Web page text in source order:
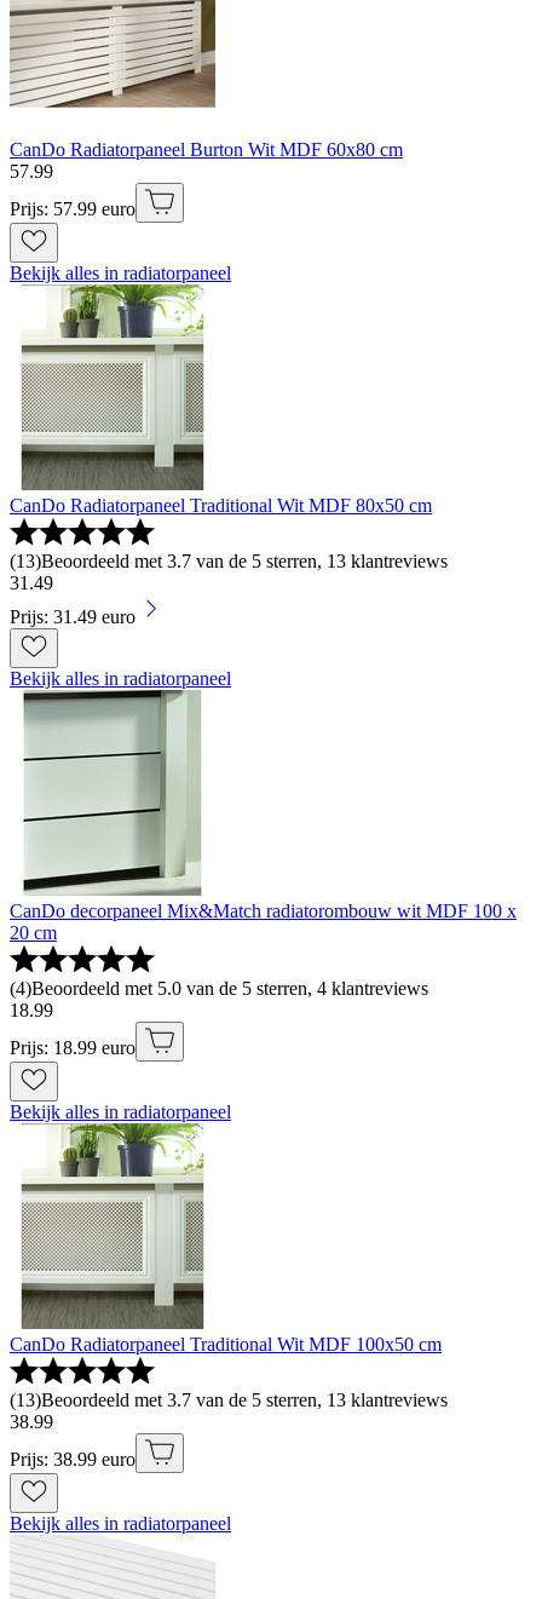
CanDo Radiatorpaneel Burton Wit MDF 60x80 cm
57.99
Prijs: 57.99 euro
Bekijk alles in radiatorpaneel
CanDo Radiatorpaneel Traditional Wit MDF 80x50 cm
(13)Beoordeeld met 3.7 van de 5 sterren, 13 klantreviews
31 .49
Prijs: 31.49 euro
Bekijk alles in radiatorpaneel
CanDo decorpaneel Mix&Match radiatorombouw wit MDF 100 x
20 cm
(4)Beoordeeld met 5.0 van de 5 sterren, 4 klantreviews
18.99
Prijs: 18.99 euro
Bekijk alles in radiatorpaneel
CanDo Radiatorpaneel Traditional Wit MDF 100x50 cm
(13)Beoordeeld met 3.7 van de 5 sterren, 13 klantreviews
38.99
Prijs: 38.99 euro
Bekijk alles in radiatorpaneel